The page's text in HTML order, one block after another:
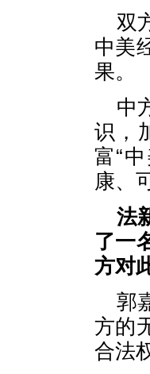
双
中美
果。
中
识，
富“
康、
法
了一
方对
郭
方的
合法